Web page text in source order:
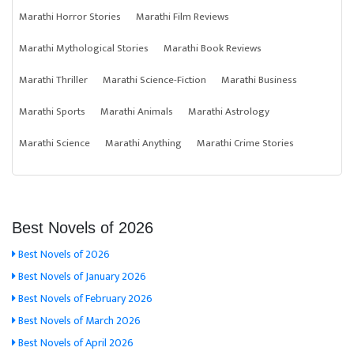
Marathi Horror Stories
Marathi Film Reviews
Marathi Mythological Stories
Marathi Book Reviews
Marathi Thriller
Marathi Science-Fiction
Marathi Business
Marathi Sports
Marathi Animals
Marathi Astrology
Marathi Science
Marathi Anything Marathi Crime Stories
Best Novels of 2026
Best Novels of 2026
Best Novels of January 2026
Best Novels of February 2026
Best Novels of March 2026
Best Novels of April 2026